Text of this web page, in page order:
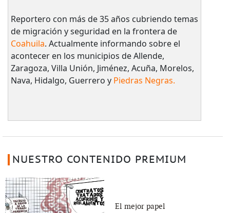
Reportero con más de 35 años cubriendo temas
de migración y seguridad en la frontera de
Coahuila. Actualmente informando sobre el
acontecer en los municipios de Allende,
Zaragoza, Villa Unión, Jiménez, Acuña, Morelos,
Nava, Hidalgo, Guerrero y Piedras Negras.
NUESTRO CONTENIDO PREMIUM
El mejor papel